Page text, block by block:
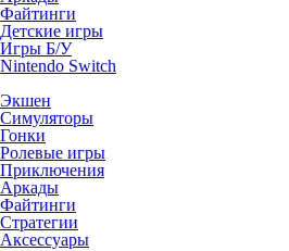
Файтинги
Детские игры
Игры Б/У
Nintendo Switch
Экшен
Симуляторы
Гонки
Ролевые игры
Приключения
Аркады
Файтинги
Стратегии
Аксессуары